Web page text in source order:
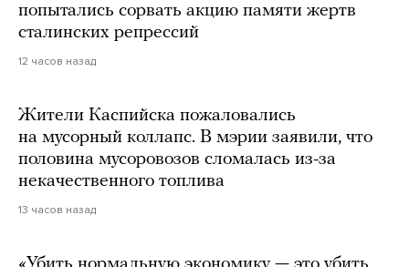
попытались сорвать акцию памяти жертв
сталинских репрессий
12 часов назад
Жители Каспийска пожаловались
на мусорный коллапс. В мэрии заявили, что
половина мусоровозов сломалась из-за
некачественного топлива
13 часов назад